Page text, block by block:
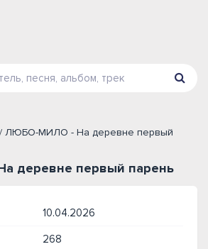
/ ЛЮБО-МИЛО - На деревне первый
деревне первый парень
10.04.2026
268